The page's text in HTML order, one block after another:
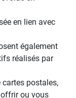
en lien avec
également
réalisés par
postales,
ou vous